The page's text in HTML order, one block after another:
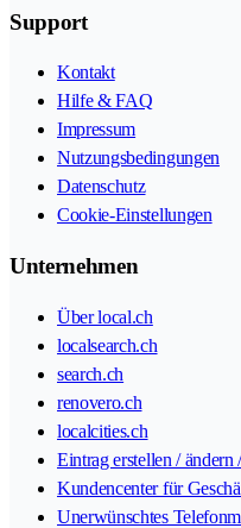
Support
Kontakt
Hilfe & FAQ
Impressum
Nutzungsbedingungen
Datenschutz
Cookie-Einstellungen
Unternehmen
Über local.ch
localsearch.ch
search.ch
renovero.ch
localcities.ch
Eintrag erstellen / ändern
Kundencenter für
Unerwünschtes